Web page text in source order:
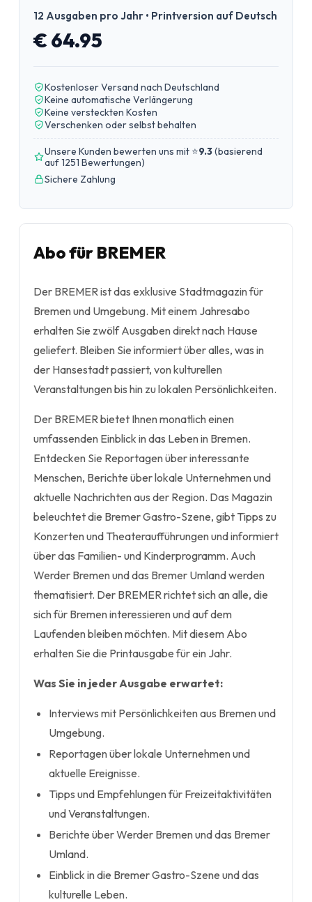
12 Ausgaben pro Jahr • Printversion auf Deutsch
€ 64.95
Kostenloser Versand nach Deutschland
Keine automatische Verlängerung
Keine versteckten Kosten
Verschenken oder selbst behalten
Unsere Kunden bewerten uns mit ⭐9.3(basierend
auf 1251 Bewertungen)
Sichere Zahlung
Abo für BREMER
Der BREMER ist das exklusive Stadtmagazin für
Bremen und Umgebung. Mit einem Jahresabo
erhalten Sie zwölf Ausgaben direkt nach Hause
geliefert. Bleiben Sie informiert über alles, was in
der Hansestadt passiert, von kulturellen
Veranstaltungen bis hin zu lokalen Persönlichkeiten.
Der BREMER bietet Ihnen monatlich einen
umfassenden Einblick in das Leben in Bremen.
Entdecken Sie Reportagen über interessante
Menschen, Berichte über lokale Unternehmen und
aktuelle Nachrichten aus der Region. Das Magazin
beleuchtet die Bremer Gastro-Szene, gibt Tipps zu
Konzerten und Theateraufführungen und informiert
über das Familien- und Kinderprogramm. Auch
Werder Bremen und das Bremer Umland werden
thematisiert. Der BREMER richtet sich an alle, die
sich für Bremen interessieren und auf dem
Laufenden bleiben möchten. Mit diesem Abo
erhalten Sie die Printausgabe für ein Jahr.
Was Sie in jeder Ausgabe erwartet:
Interviews mit Persönlichkeiten aus Bremen und
Umgebung.
Reportagen über lokale Unternehmen und
aktuelle Ereignisse.
Tipps und Empfehlungen für Freizeitaktivitäten
und Veranstaltungen.
Berichte über Werder Bremen und das Bremer
Umland.
Einblick in die Bremer Gastro-Szene und das
kulturelle Leben.